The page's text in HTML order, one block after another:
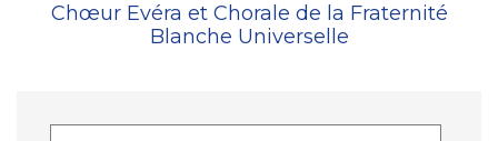
Chœur Evéra et Chorale de la Fraternité
Blanche Universelle